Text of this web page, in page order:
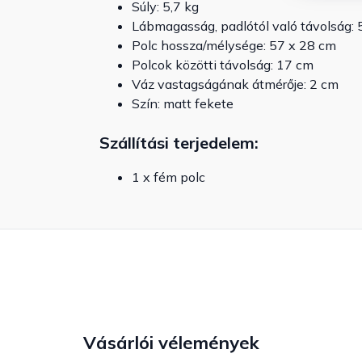
Súly: 5,7 kg
Lábmagasság, padlótól való távolság:
Polc hossza/mélysége: 57 x 28 cm
Polcok közötti távolság: 17 cm
Váz vastagságának átmérője: 2 cm
Szín: matt fekete
Szállítási terjedelem:
1 x fém polc
Vásárlói vélemények